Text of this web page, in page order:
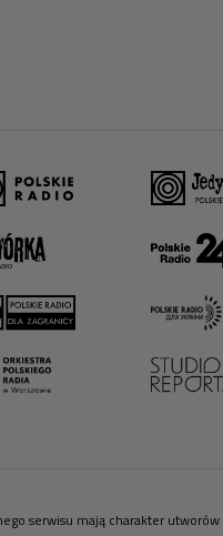
serwisu mają charakter